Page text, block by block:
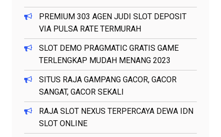
PREMIUM 303 AGEN JUDI SLOT DEPOSIT
VIA PULSA RATE TERMURAH
SLOT DEMO PRAGMATIC GRATIS GAME
TERLENGKAP MUDAH MENANG 2023
SITUS RAJA GAMPANG GACOR, GACOR
SANGAT, GACOR SEKALI
RAJA SLOT NEXUS TERPERCAYA DEWA IDN
SLOT ONLINE